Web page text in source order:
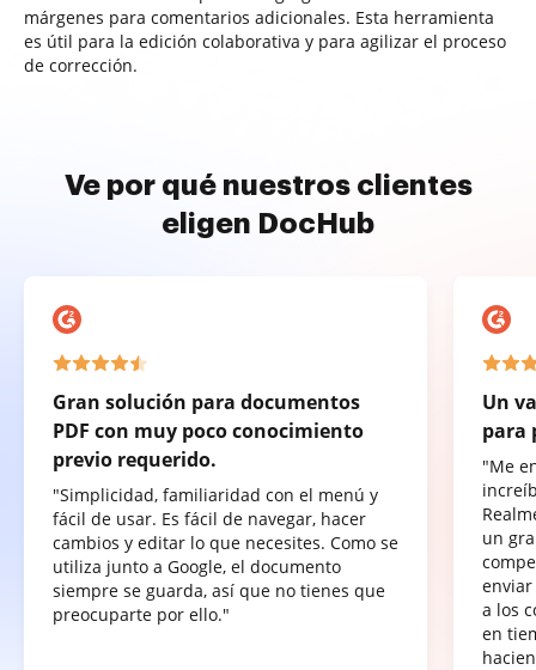
márgenes para comentarios adicionales. Esta herramienta
es útil para la edición colaborativa y para agilizar el proceso
de corrección.
Ve por qué nuestros clientes
eligen DocHub
Gran solución para documentos
PDF con muy poco conocimiento
previo requerido.
"Simplicidad, familiaridad con el menú y
fácil de usar. Es fácil de navegar, hacer
cambios y editar lo que necesites. Como se
utiliza junto a Google, el documento
siempre se guarda, así que no tienes que
preocuparte por ello."
Un
para
"Me
un
a los
en